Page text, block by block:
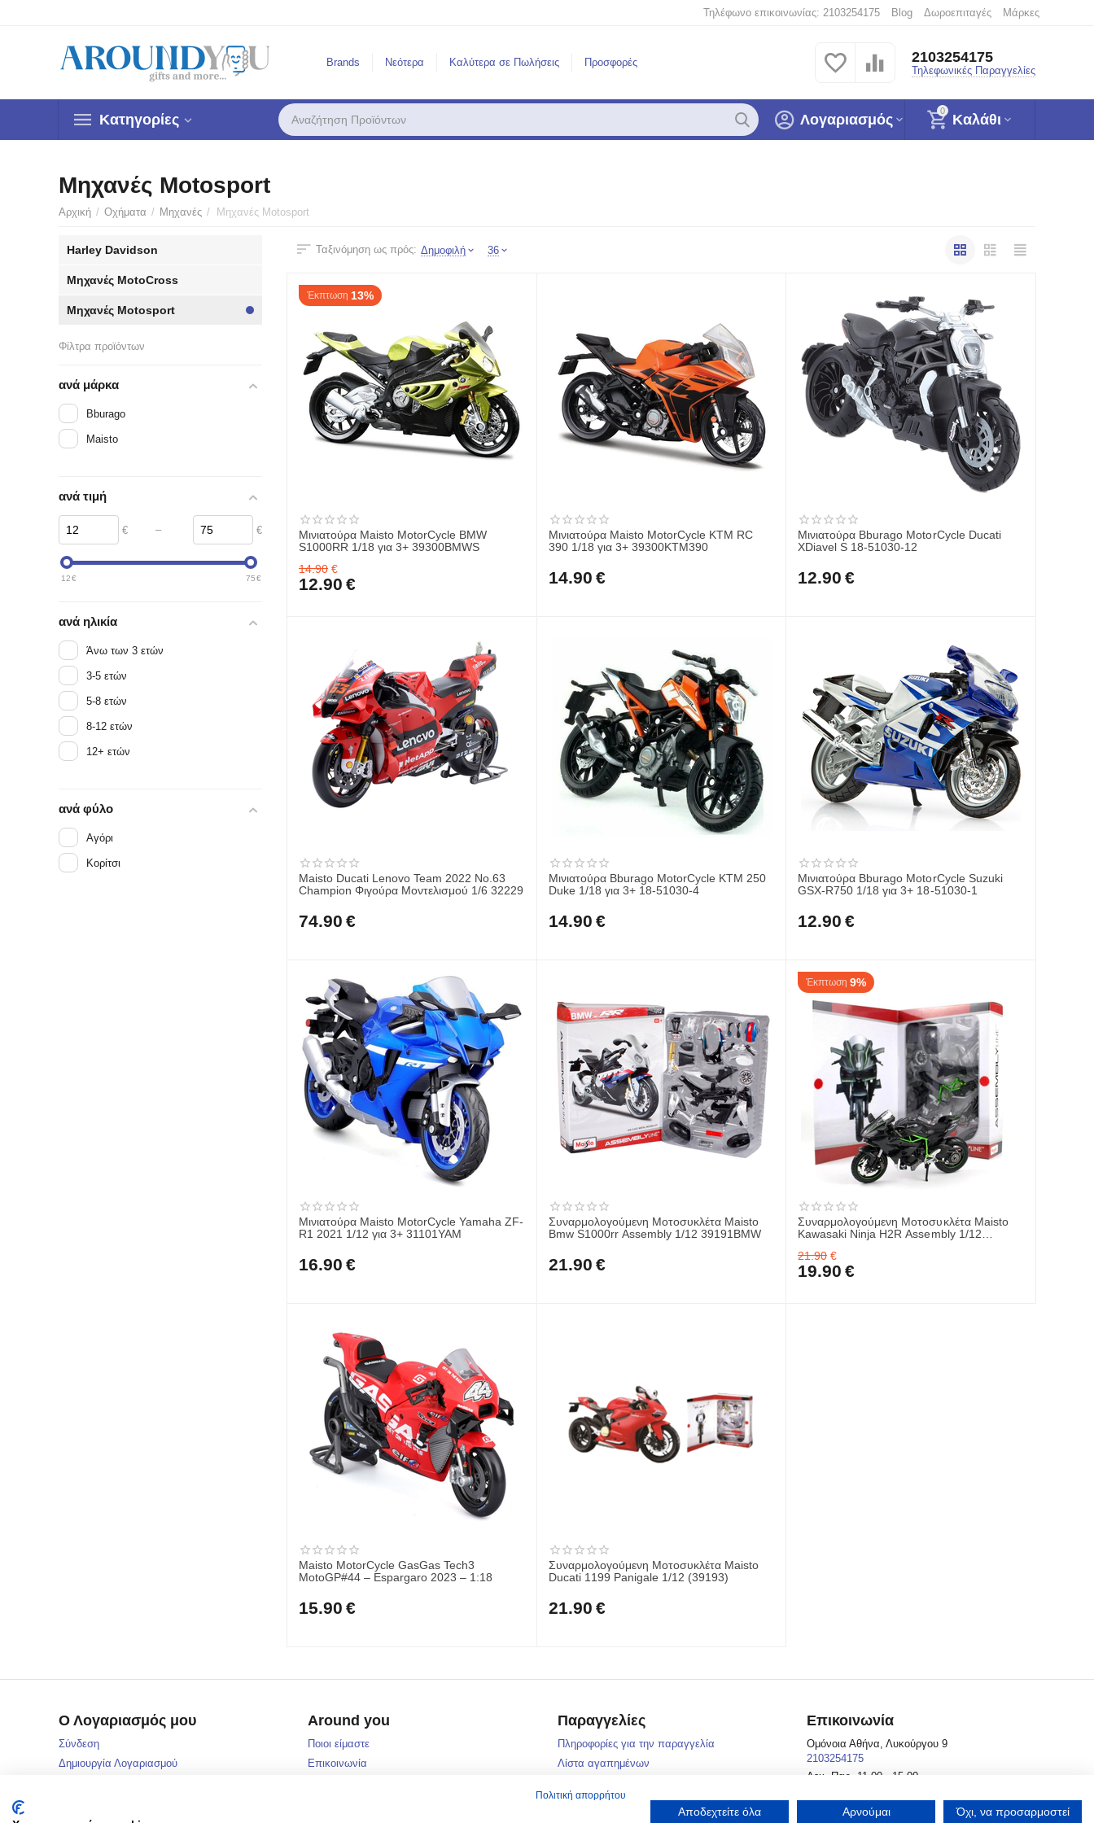
Τηλέφωνο επικοινωνίας: 2103254175 Blog Δωροεπιταγές Μάρκες
Brands Νεότερα Καλύτερα σε Πωλήσεις Προσφορές 2103254175
Τηλεφωνικές Παραγγελίες
Κατηγορίες
0
Καλάθι
Λογαριασμός
Μηχανές Motosport
Αρχική / Οχήματα / Μηχανές / Μηχανές Motosport
Ταξινόμηση ως πρός: Δημοφιλή 36
Έκπτωση 13%
Μινιατούρα Maisto MotorCycle BMW
S1000RR 1/18 για 3+ 39300BMWS
14.90 €
12.90 €
Μινιατούρα Maisto MotorCycle KTM RC
390 1/18 για 3+ 39300KTM390
14.90 €
Μινιατούρα Bburago MotorCycle Ducati
XDiavel S 18-51030-12
12.90 €
Maisto Ducati Lenovo Team 2022 No.63
Champion Φιγούρα Μοντελισμού 1/6 32229
74.90 €
Μινιατούρα Bburago MotorCycle KTM 250
Duke 1/18 για 3+ 18-51030-4
14.90 €
Μινιατούρα Bburago MotorCycle Suzuki
GSX-R750 1/18 για 3+ 18-51030-1
12.90 €
Μινιατούρα Maisto MotorCycle Yamaha ZF-
R1 2021 1/12 για 3+ 31101YAM
16.90 €
Συναρμολογούμενη Μοτοσυκλέτα Maisto
Bmw S1000rr Assembly 1/12 39191BMW
21.90 €
Έκπτωση 9%
Συναρμολογούμενη Μοτοσυκλέτα Maisto
Kawasaki Ninja H2R Assembly 1/12
21.90 €
19.90 €
Maisto MotorCycle GasGas Tech3
MotoGP#44 – Espargaro 2023 – 1:18
15.90 €
Συναρμολογούμενη Μοτοσυκλέτα Maisto
Ducati 1199 Panigale 1/12 (39193)
21.90 €
Harley Davidson
Μηχανές MotoCross
Μηχανές Motosport
Φίλτρα προϊόντων
ανά μάρκα
Bburago
Maisto
ανά τιμή
€ – €
12€ 75€
ανά ηλικία
Άνω των 3 ετών
3-5 ετών
5-8 ετών
8-12 ετών
12+ ετών
ανά φύλο
Αγόρι
Κορίτσι
Ο Λογαριασμός μου
Σύνδεση
Δημιουργία Λογαριασμού
Around you
Ποιοι είμαστε
Επικοινωνία
Παραγγελίες
Πληροφορίες για την παραγγελία
Λίστα αγαπημένων
Πολιτική επιστροφών
Επικοινωνία
Ομόνοια Αθήνα, Λυκούργου 9
2103254175
Δευ.-Παρ. 11.00 - 15.00
Προβολή στον χάρτη
Πολιτική απορρήτου
Αποδεχτείτε όλα Αρνούμαι Όχι, να προσαρμοστεί